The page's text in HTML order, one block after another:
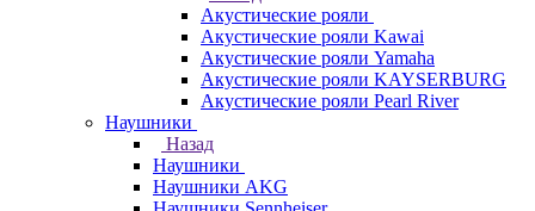
Акустические рояли
Акустические рояли Kawai
Акустические рояли Yamaha
Акустические рояли KAYSERBURG
Акустические рояли Pearl River
Наушники
Назад
Наушники
Наушники AKG